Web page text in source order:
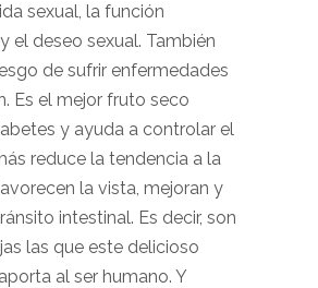
sexual, la función
el deseo sexual. También
de sufrir enfermedades
Es el mejor fruto seco
y ayuda a controlar el
reduce la tendencia a la
la vista, mejoran y
intestinal. Es decir, son
las que este delicioso
al ser humano. Y